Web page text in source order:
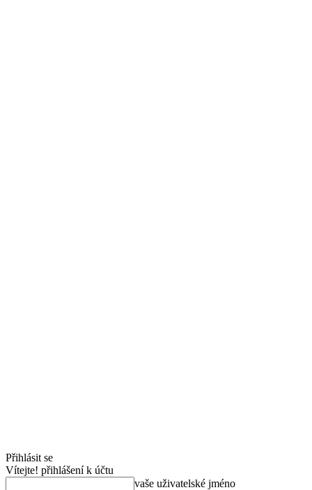
Přihlásit se
Vítejte! přihlášení k účtu
vaše uživatelské jméno